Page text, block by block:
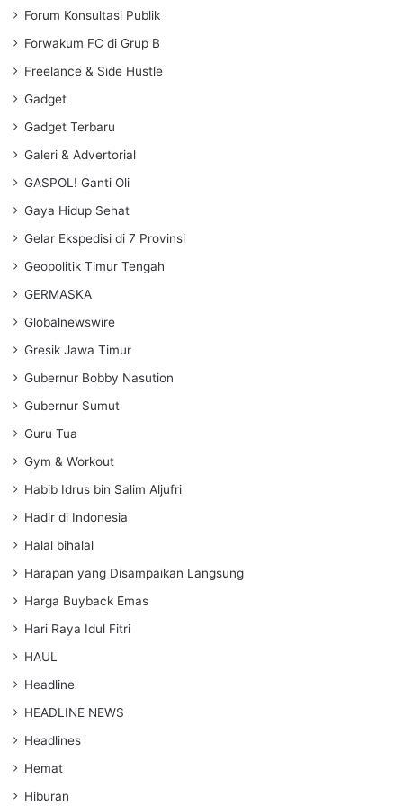
Forum Konsultasi Publik
Forwakum FC di Grup B
Freelance & Side Hustle
Gadget
Gadget Terbaru
Galeri & Advertorial
GASPOL! Ganti Oli
Gaya Hidup Sehat
Gelar Ekspedisi di 7 Provinsi
Geopolitik Timur Tengah
GERMASKA
Globalnewswire
Gresik Jawa Timur
Gubernur Bobby Nasution
Gubernur Sumut
Guru Tua
Gym & Workout
Habib Idrus bin Salim Aljufri
Hadir di Indonesia
Halal bihalal
Harapan yang Disampaikan Langsung
Harga Buyback Emas
Hari Raya Idul Fitri
HAUL
Headline
HEADLINE NEWS
Headlines
Hemat
Hiburan